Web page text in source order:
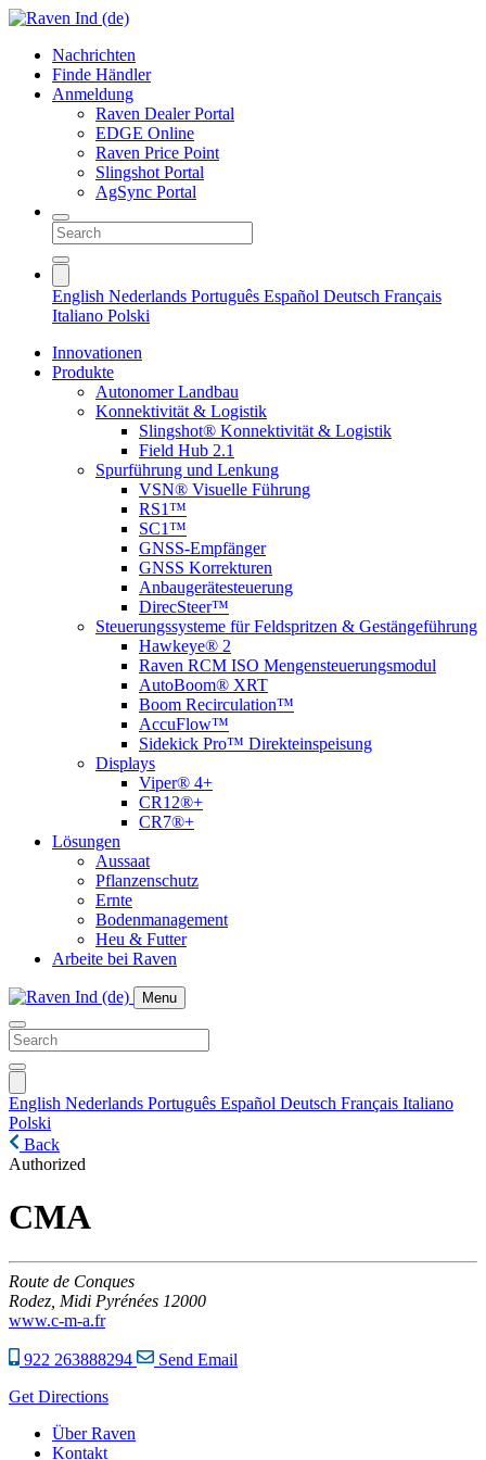
Nachrichten
Finde Händler
Anmeldung
Raven Dealer Portal
EDGE Online
Raven Price Point
Slingshot Portal
AgSync Portal
English Nederlands Português Español Deutsch Français
Italiano Polski
Innovationen
Produkte
Autonomer Landbau
Konnektivität & Logistik
Slingshot® Konnektivität & Logistik
Field Hub 2.1
Spurführung und Lenkung
VSN® Visuelle Führung
RS1™
SC1™
GNSS-Empfänger
GNSS Korrekturen
Anbaugerätesteuerung
DirecSteer™
Steuerungssysteme für Feldspritzen & Gestängeführung
Hawkeye® 2
Raven RCM ISO Mengensteuerungsmodul
AutoBoom® XRT
Boom Recirculation™
AccuFlow™
Sidekick Pro™ Direkteinspeisung
Displays
Viper® 4+
CR12®+
CR7®+
Lösungen
Aussaat
Pflanzenschutz
Ernte
Bodenmanagement
Heu & Futter
Arbeite bei Raven
Menu
English Nederlands Português Español Deutsch Français Italiano
Polski
Back
Authorized
CMA
Route de Conques
Rodez, Midi Pyrénées 12000
www.c-m-a.fr
922 263888294
Send Email
Get Directions
Über Raven
Kontakt